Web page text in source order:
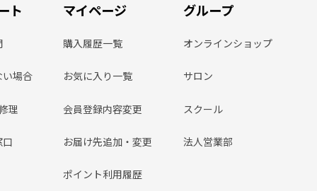
ト
場合
理
マイページ
購入履歴一覧
お気に入り一覧
会員登録内容変更
お届け先追加・変更
ポイント利用履歴
グループ
オンラインショップ
サロン
スクール
法人営業部